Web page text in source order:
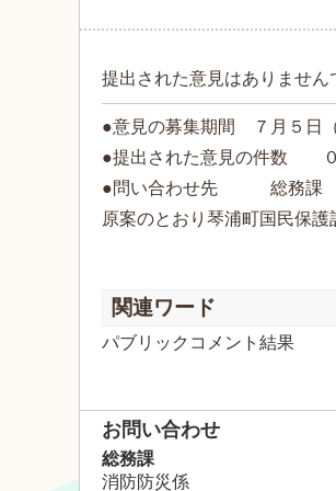
提出された意見はありません
●意見の募集期間 ７月５日
●提出された意見の件数
●問い合わせ先 総務課
原案のとおり琴浦町国民保
関連ワード
パブリックコメント結果
お問い合わせ
総務課
消防防災係